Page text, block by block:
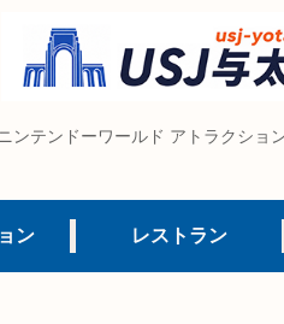
ンテンドーワールド アトラクショ
ン レストラン